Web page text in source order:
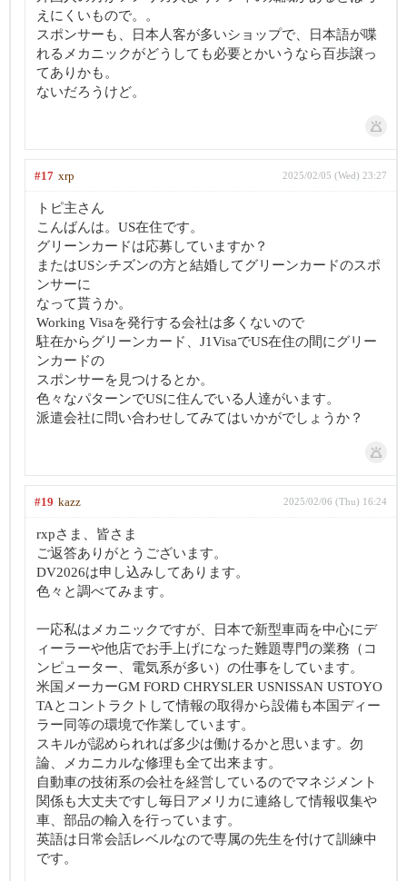
えにくいもので。。
スポンサーも、日本人客が多いショップで、日本語が喋
れるメカニックがどうしても必要とかいうなら百歩譲っ
てありかも。
ないだろうけど。
#17 xrp 2025/02/05 (Wed) 23:27
トピ主さん
こんばんは。US在住です。
グリーンカードは応募していますか？
またはUSシチズンの方と結婚してグリーンカードのスポ
ンサーに
なって貰うか。
Working Visaを発行する会社は多くないので
駐在からグリーンカード、J1VisaでUS在住の間にグリー
ンカードの
スポンサーを見つけるとか。
色々なパターンでUSに住んでいる人達がいます。
派遣会社に問い合わせしてみてはいかがでしょうか？
#19 kazz 2025/02/06 (Thu) 16:24
rxpさま、皆さま
ご返答ありがとうございます。
DV2026は申し込みしてあります。
色々と調べてみます。
一応私はメカニックですが、日本で新型車両を中心にデ
ィーラーや他店でお手上げになった難題専門の業務（コ
ンピューター、電気系が多い）の仕事をしています。
米国メーカーGM FORD CHRYSLER USNISSAN USTOYO
TAとコントラクトして情報の取得から設備も本国ディー
ラー同等の環境で作業しています。
スキルが認められれば多少は働けるかと思います。勿
論、メカニカルな修理も全て出来ます。
自動車の技術系の会社を経営しているのでマネジメント
関係も大丈夫ですし毎日アメリカに連絡して情報収集や
車、部品の輸入を行っています。
英語は日常会話レベルなので専属の先生を付けて訓練中
です。